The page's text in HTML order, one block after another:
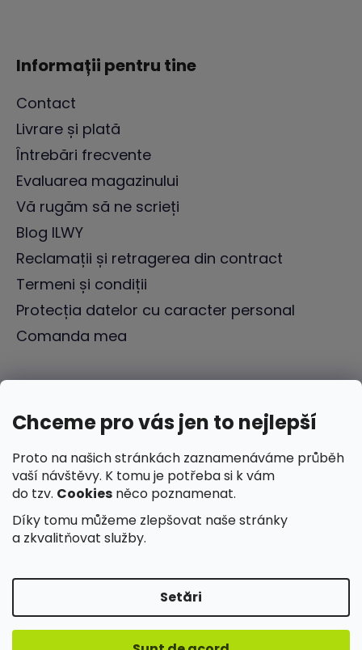
Chceme pro vás jen to nejlepší
Proto na našich stránkách zaznamenáváme průběh
vaší návštěvy. K tomu je potřeba si k vám
do tzv. Cookies něco poznamenat.
Díky tomu můžeme zlepšovat naše stránky
a zkvalitňovat služby.
Setări
Informații pentru tine
Contact
Livrare și plată
Întrebări frecvente
Evaluarea magazinului
Vă rugăm să ne scrieți
Blog ILWY
Reclamații și retragerea din contract
Termeni și condiții
Protecția datelor cu caracter personal
Comanda mea
Creat de Shoptet